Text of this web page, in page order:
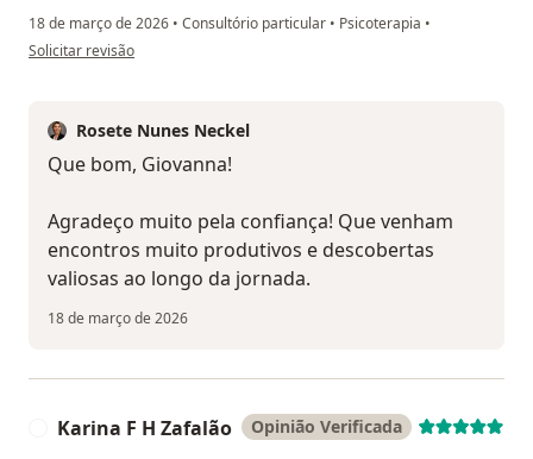
18 de março de 2026 • Consultório particular • Psicoterapia •
na opinião do utilizador Giovanna M.
Solicitar revisão
Rosete Nunes Neckel
Que bom, Giovanna!
Agradeço muito pela confiança! Que venham
encontros muito produtivos e descobertas
valiosas ao longo da jornada.
18 de março de 2026
Karina F H Zafalão Opinião Verificada